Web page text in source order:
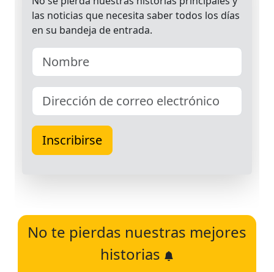
No te pierdas nuestras mejores
historias